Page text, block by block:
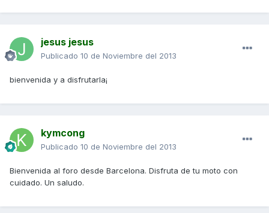
jesus jesus
Publicado 10 de Noviembre del 2013
bienvenida y a disfrutarla¡
kymcong
Publicado 10 de Noviembre del 2013
Bienvenida al foro desde Barcelona. Disfruta de tu moto con
cuidado. Un saludo.